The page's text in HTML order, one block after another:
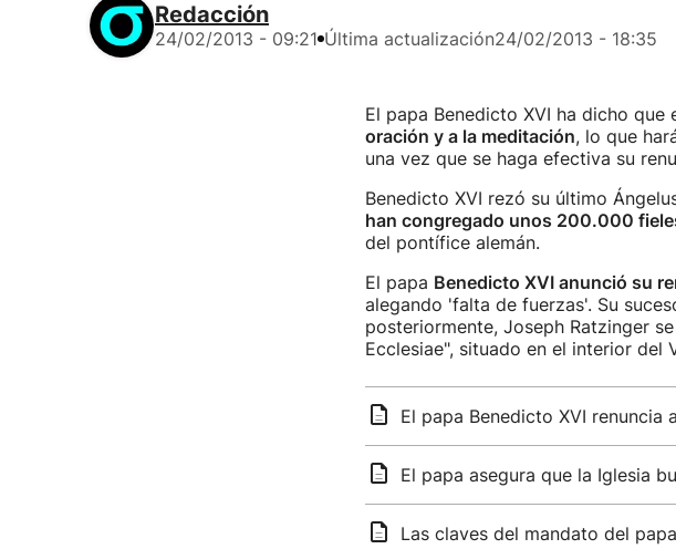
Redacción
24/02/2013 - 09:21 Última actualización24/02/2013 - 18:35
El papa Benedicto XVI ha dicho que
oración y a la meditación, lo que
una vez que se haga efectiva su
Benedicto XVI rezó su último
han congregado unos 200.000
del pontífice alemán.
El papa Benedicto XVI anunció su
alegando 'falta de fuerzas'. Su
posteriormente, Joseph Ratzinger
Ecclesiae", situado en el interior del
El papa Benedicto XVI
El papa asegura que la Iglesia
Las claves del mandato del